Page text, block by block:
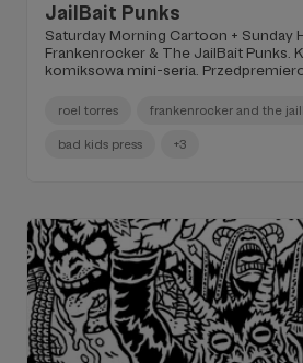
JailBait Punks
Saturday Morning Cartoon + Sunday
Frankenrocker & The JailBait Punks.
komiksowa mini-seria.
roel torres frankenrocker and the
bad kids press +3